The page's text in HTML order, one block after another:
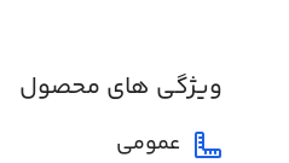
ویژگی های محصول
عمومی